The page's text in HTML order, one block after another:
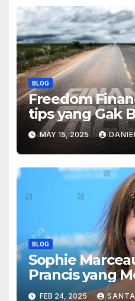
BLOG
Freedom
tips yang Gak Banyak Orang
Tahu
MAY 15, 2025
BLOG
Sophie
Prancis yang
Legenda di
FEB 24, 2025